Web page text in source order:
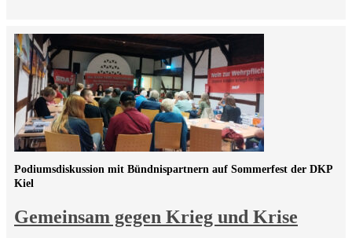
Gemeinsam gegen Krieg und Krise
Podiumsdiskussion mit Bündnispartnern auf Sommerfest der DKP
Kiel